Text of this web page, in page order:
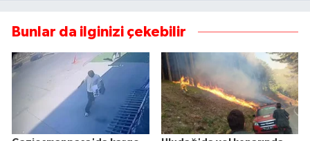
Bunlar da ilginizi çekebilir